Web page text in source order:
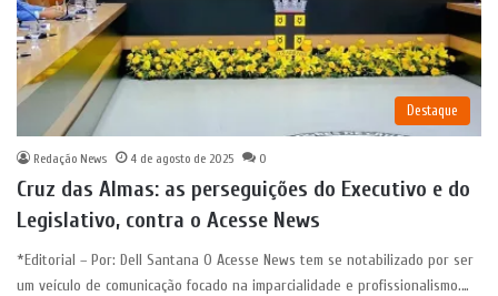
Destaque
Redação News 4 de agosto de 2025 0
Cruz das Almas: as perseguições do Executivo e do
Legislativo, contra o Acesse News
*Editorial – Por: Dell Santana O Acesse News tem se notabilizado por ser
um veículo de comunicação focado na imparcialidade e profissionalismo.…